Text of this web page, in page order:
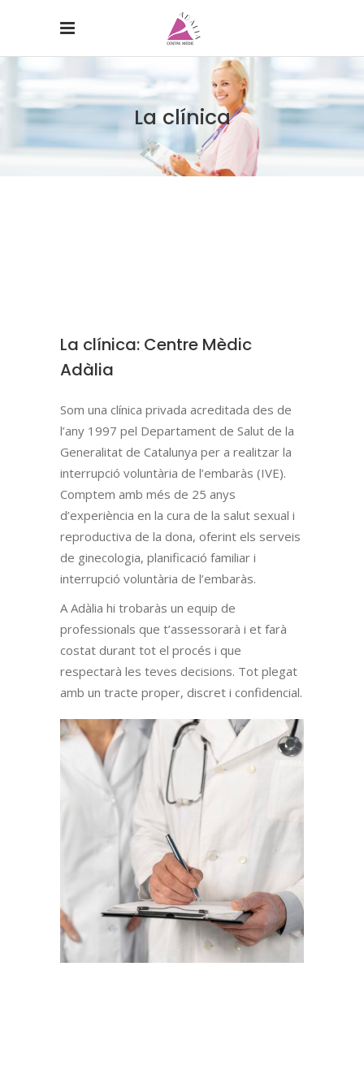
La clínica
La clínica: Centre Mèdic
Adàlia
Som una clínica privada acreditada des de
l’any 1997 pel Departament de Salut de la
Generalitat de Catalunya per a realitzar la
interrupció voluntària de l’embaràs (IVE).
Comptem amb més de 25 anys
d’experiència en la cura de la salut sexual i
reproductiva de la dona, oferint els serveis
de ginecologia, planificació familiar i
interrupció voluntària de l’embaràs.
A Adàlia hi trobaràs un equip de
professionals que t’assessorarà i et farà
costat durant tot el procés i que
respectarà les teves decisions. Tot plegat
amb un tracte proper, discret i confidencial.